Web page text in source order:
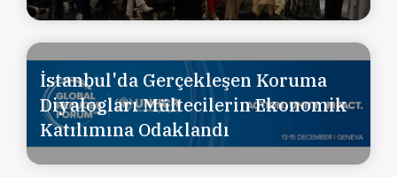
İstanbul'da Gerçekleşen Koruma
Diyalogları Mültecilerin Ekonomik
Katılımına Odaklandı